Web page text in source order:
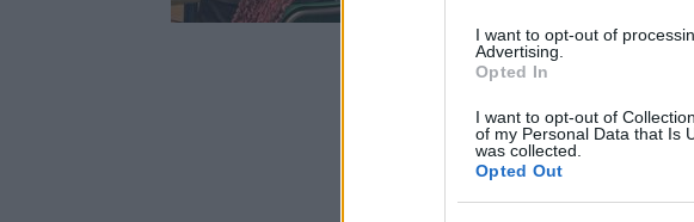
I want to opt-out of
Advertising.
Opted In
I want to opt-out of
of my Personal Data that Is
was collected.
Opted Out